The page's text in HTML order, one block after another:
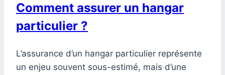
Comment assurer un hangar
particulier ?
L’assurance d’un hangar particulier représente
un enjeu souvent sous-estimé, mais d’une